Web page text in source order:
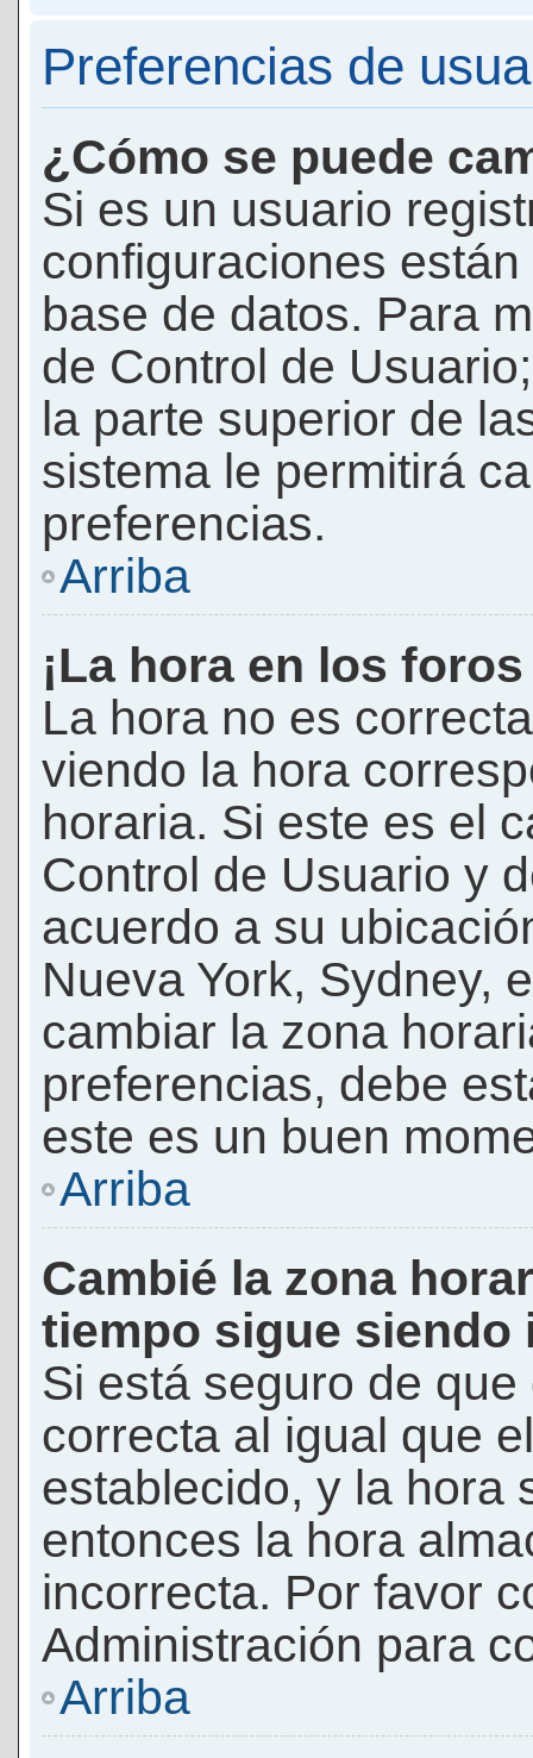
Preferencias de
¿Cómo se puede
Si es un usuario
configuraciones
base de datos. Para
de Control de
la parte superior de
sistema le permitirá
preferencias.
Arriba
¡La hora en los
La hora no es
viendo la hora
horaria. Si este es el
Control de Usuario y
acuerdo a su
Nueva York, Sydney,
cambiar la zona
preferencias, debe
este es un buen
Arriba
Cambié la zona
tiempo sigue siendo
Si está seguro de
correcta al igual que
establecido, y la hora
entonces la hora
incorrecta. Por favor
Administración para
Arriba